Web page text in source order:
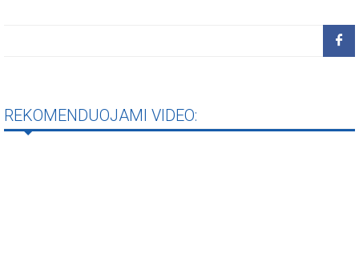
REKOMENDUOJAMI VIDEO: